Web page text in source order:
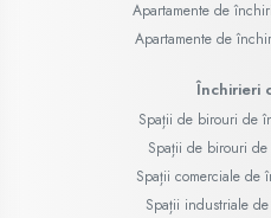
Apartamente de
Apartamente de
Închirieri
Spații de birouri de
Spații de birouri
Spații comerciale de
Spații industriale